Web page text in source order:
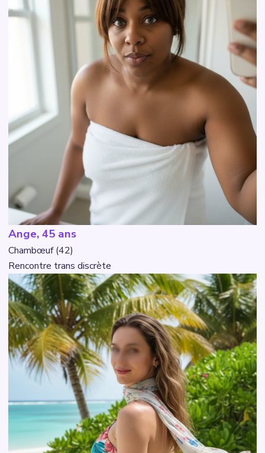
Ange, 45 ans
Chambœuf (42)
Rencontre trans discrète